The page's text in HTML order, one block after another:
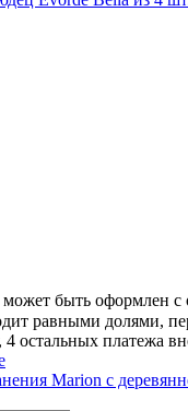
может быть оформлен с
равными долями,
4 остальных платежа
Marion с